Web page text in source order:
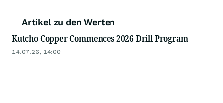
Artikel zu den Werten
Kutcho Copper Commences 2026 Drill Program
14.07.26, 14:00